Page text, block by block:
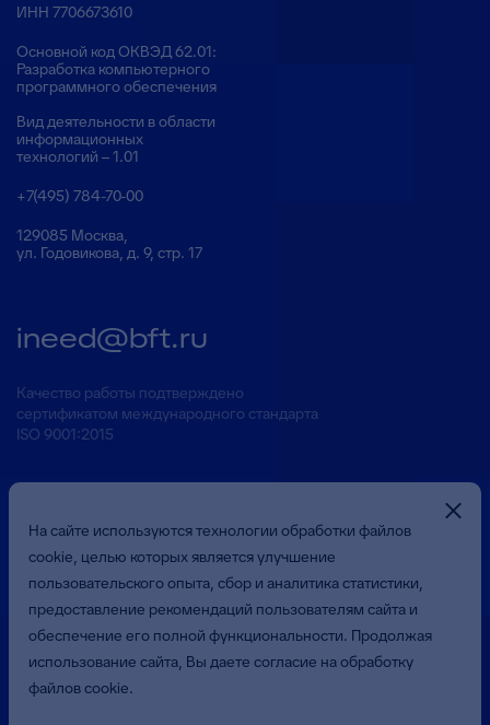
ИНН 7706673610
Основной код ОКВЭД 62.01:
Разработка компьютерного
программного обеспечения
Вид деятельности в области
информационных
технологий – 1.01
+7(495) 784-70-00
129085 Москва,
ул. Годовикова, д. 9, стр. 17
ineed@bft.ru
Качество работы подтверждено
сертификатом международного стандарта
ISO 9001:2015
Презентация о Компании
На сайте используются технологии обработки файлов
cookie, целью которых является улучшение
пользовательского опыта, сбор и аналитика статистики,
предоставление рекомендаций пользователям сайта и
обеспечение его полной функциональности. Продолжая
использование сайта, Вы даете согласие на обработку
файлов cookie.